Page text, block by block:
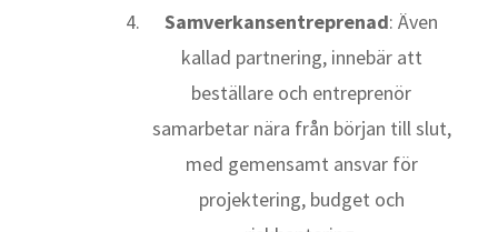
Samverkansentreprenad: Även
kallad partnering, innebär att
beställare och entreprenör
samarbetar nära från början till slut,
med gemensamt ansvar för
projektering, budget och